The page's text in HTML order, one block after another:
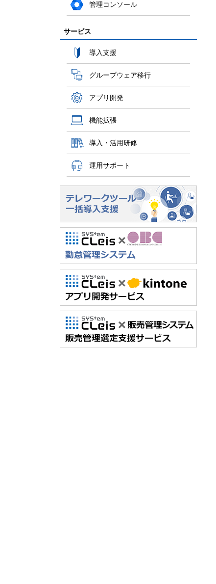
管理コンソール
サービス
導入支援
グループウェア移行
アプリ開発
機能拡張
導入・活用研修
運用サポート